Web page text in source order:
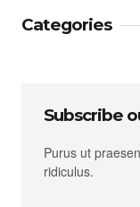
Categories
Subscribe
Purus ut
ridiculus.